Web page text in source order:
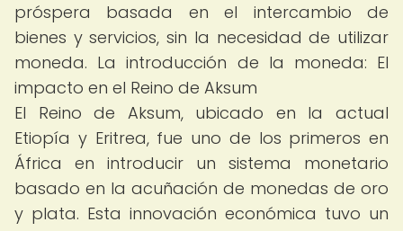
próspera basada en el intercambio de
bienes y servicios, sin la necesidad de utilizar
moneda. La introducción de la moneda: El
impacto en el Reino de Aksum
El Reino de Aksum, ubicado en la actual
Etiopía y Eritrea, fue uno de los primeros en
África en introducir un sistema monetario
basado en la acuñación de monedas de oro
y plata. Esta innovación económica tuvo un